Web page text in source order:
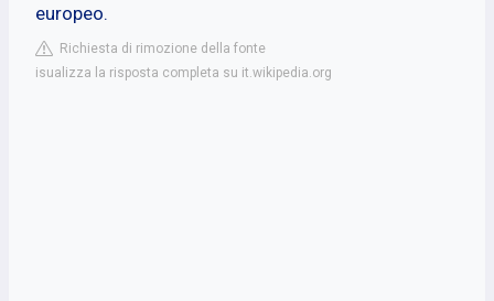
europeo.
Richiesta di rimozione della fonte
isualizza la risposta completa su it.wikipedia.org